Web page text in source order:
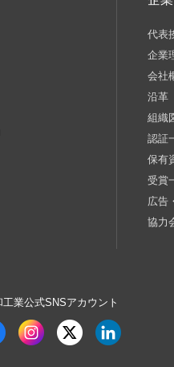
代表
企業
会社
沿革
組織
認証
保有
受賞
広告
協力
工業公式SNSアカウント